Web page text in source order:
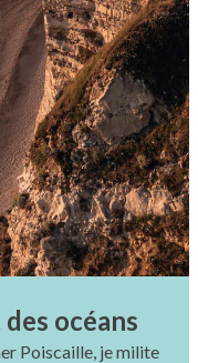
océans
Poiscaille, je milite